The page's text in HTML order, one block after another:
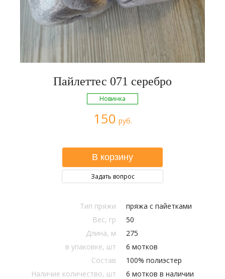
Пайлеттес 071 серебро
Новинка
150 руб.
Задать вопрос
Тип пряжи
пряжа с пайетками
Вес, гр
50
Длина, м
275
в упаковке, шт
6 мотков
Состав
100% полиэстер
Наличие количество, шт
6 мотков в наличии